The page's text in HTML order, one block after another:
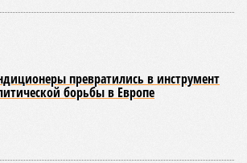
превратились в инструмент
борьбы в Европе